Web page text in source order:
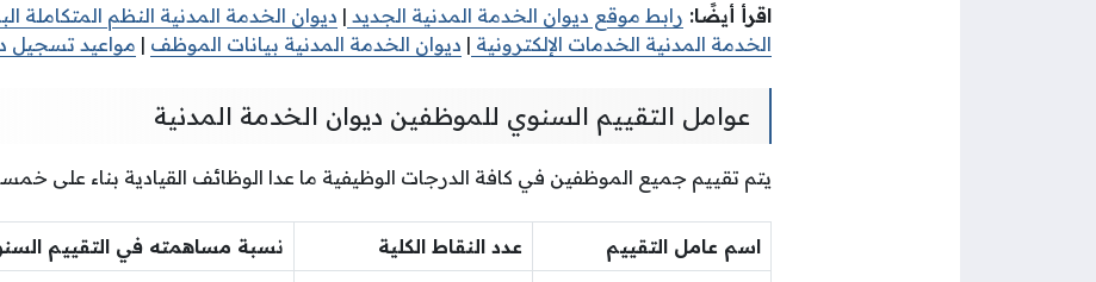
اقرأ أيضًا: رابط موقع ديوان الخدمة المدنية الجديد | ديوان الخدمة المدنية النظم المتكاملة
الخدمة المدنية الخدمات الإلكترونية | ديوان الخدمة المدنية بيانات الموظف | مواعيد تسجيل
عوامل التقييم السنوي للموظفين ديوان الخدمة المدنية
يتم تقييم جميع الموظفين في كافة الدرجات الوظيفية ما عدا الوظائف القيادية بناء على
اسم عامل التقييم عدد النقاط الكلية نسبة مساهمته في التقييم